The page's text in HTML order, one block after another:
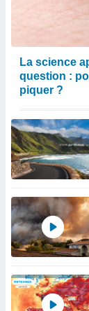
La science
question :
piquer ?